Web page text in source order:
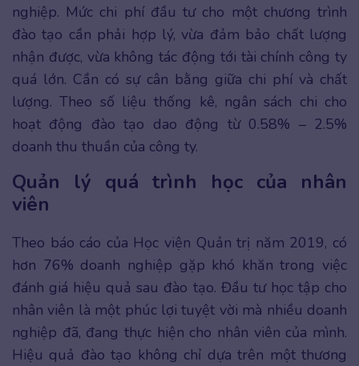
nghiệp. Mức chi phí đầu tư cho một chương trình
đào tạo cần phải hợp lý, vừa đảm bảo chất lượng
nhận được, vừa không tác động tới tài chính công ty
quá lớn. Cần có sự cân bằng giữa chi phí và chất
lượng. Theo số liệu thống kê, ngân sách chi cho
hoạt động đào tạo dao động từ 0.58% – 2.5%
doanh thu thuần của công ty.
Quản lý quá trình học của nhân
viên
Theo báo cáo của Học viện Quản trị năm 2019, có
hơn 76% doanh nghiệp gặp khó khăn trong việc
đánh giá hiệu quả sau đào tạo. Đầu tư học tập cho
nhân viên là một phúc lợi tuyệt vời mà nhiều doanh
nghiệp đã, đang thực hiện cho nhân viên của mình.
Hiệu quả đào tạo không chỉ dựa trên một thương